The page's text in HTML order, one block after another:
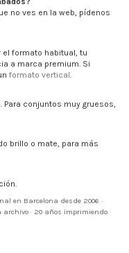
no ves en la web, pídenos
formato habitual, tu
a marca premium. Si
formato vertical.
conjuntos muy gruesos,
brillo o mate, para más
en Barcelona desde 2006 ·
· 20 años imprimiendo